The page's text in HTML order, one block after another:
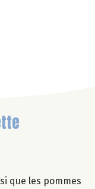
que les pommes